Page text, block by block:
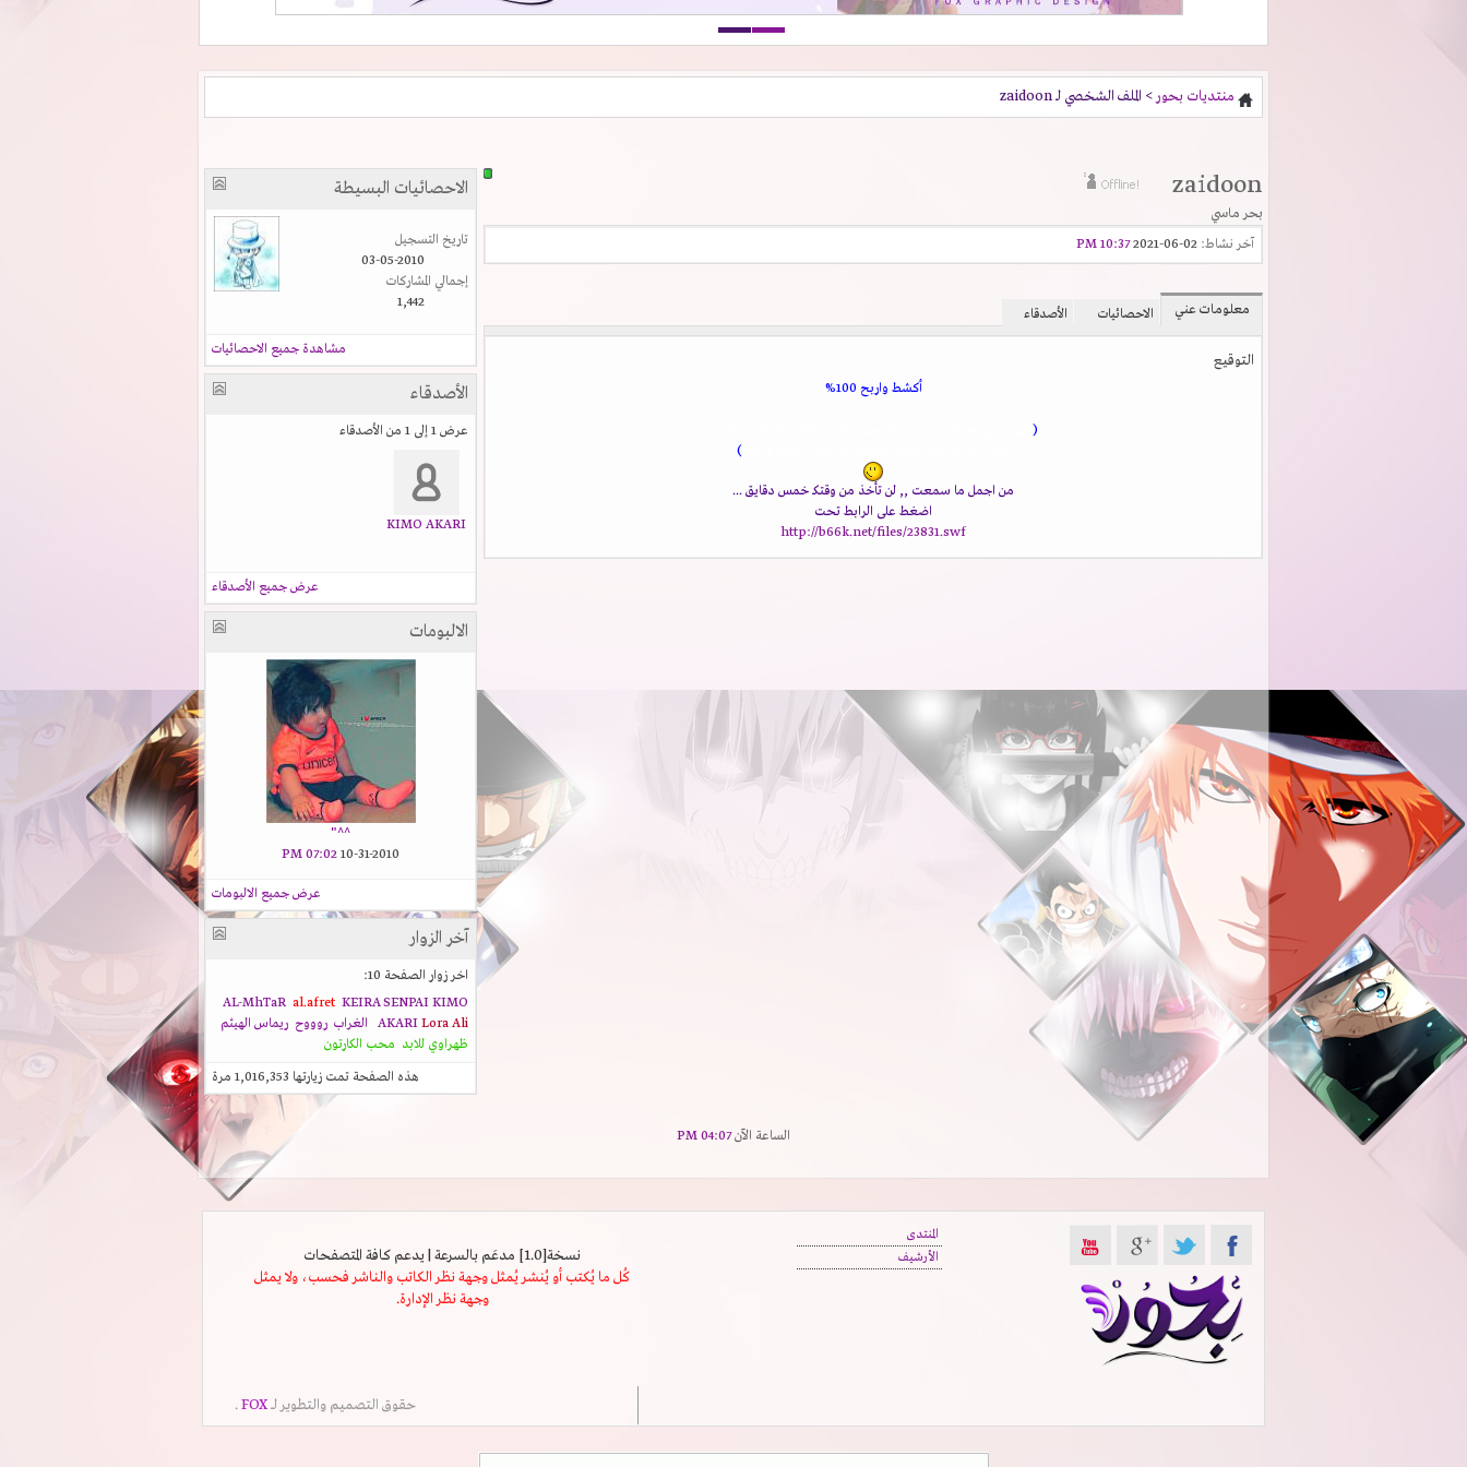
منتديات بحور > الملف الشخصي لـ zaidoon
zaidoon
بحر ماسي
آخر نشاط:
10:37 PM
معلومات عني الاحصائيات الأصدقاء
التوقيع
أكشط واربح 100%
(
وصلي وسلم على سيدنا محمد ما تعاقب الليل والنهار)
من اجمل ما سمعت ,, لن تأخذ من وقتكـ خمس دقايق ...
اضغط على الرابط تحت
http://b66k.net/files/23831.swf
الاحصائيات البسيطة
تاريخ التسجيل
03-05-2010
إجمالي المشاركات
1,442
مشاهدة جميع الاحصائيات
الأصدقاء
عرض 1 إلى 1 من الأصدقاء
KIMO AKARI
عرض جميع الأصدقاء
الالبومات
^^"
10-31-2010
07:02 PM
عرض جميع الالبومات
آخر الزوار
اخر زوار الصفحة 10:
AL-MhTaR al.afret KEIRA SENPAIKIMO
AKARILora Ali الغراب روووح ريماس الهيثم
ظهراوي للابد محب الكارتون
هذه الصفحة تمت زيارتها 1,016,353 مرة
الساعة الآن04:07 PM
المنتدى
الأرشيف
نسخة[1.0] مدعَم بالسرعة | يدعم كافة المتصفحات
كُل ما يُكتب أو يُنشر يُمثل وجهة نظر الكاتب والناشر فحسب، ولا يمثل
وجهة نظر الإدارة.
حقوق التصميم والتطوير لــFOX
.